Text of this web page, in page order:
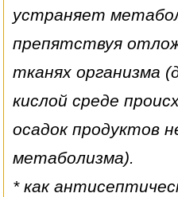
устраняет
препятствуя
тканях организма
кислой среде
осадок продуктов
метаболизма).
* как